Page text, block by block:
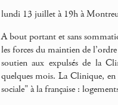
lundi 13 juillet à 19h à
A bout portant et sans
les forces du maintien de
soutien aux expulsés de la
quelques mois. La Clinique, en
sociale" à la française :